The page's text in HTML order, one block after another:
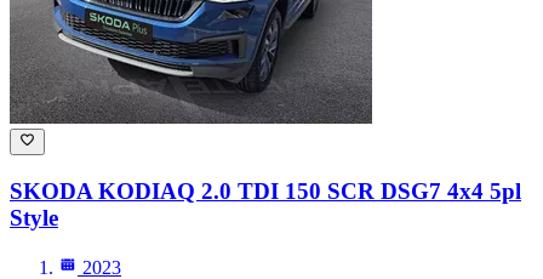
SKODA KODIAQ 2.0 TDI 150 SCR DSG7 4x4 5pl
Style
2023